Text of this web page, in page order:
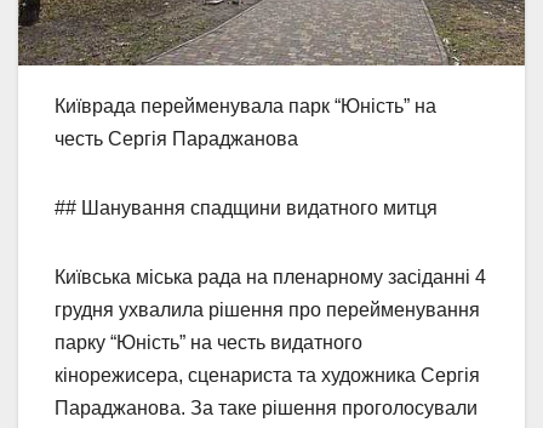
Київрада перейменувала парк “Юність” на
честь Сергія Параджанова
## Шанування спадщини видатного митця
Київська міська рада на пленарному засіданні 4
грудня ухвалила рішення про перейменування
парку “Юність” на честь видатного
кінорежисера, сценариста та художника Сергія
Параджанова. За таке рішення проголосували